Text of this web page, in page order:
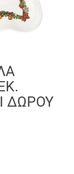
ΔΩΡΟΥ